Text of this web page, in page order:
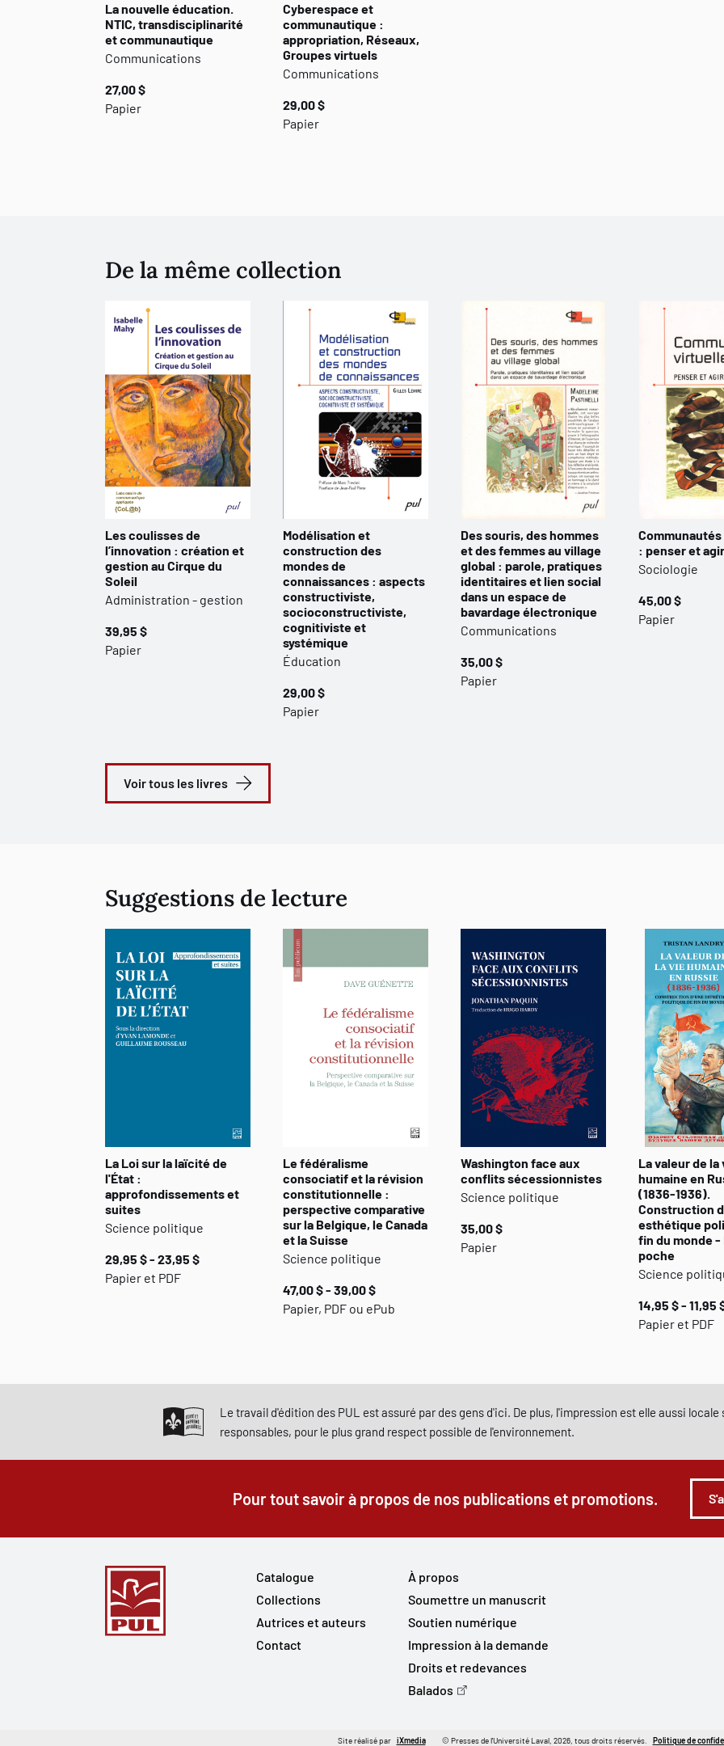
à prendre pour bâtir une véritable société
La nouvelle éducation.
NTIC, transdisciplinarité
et communautique
Communications
27,00 $
Papier
Cyberespace et
communautique :
appropriation, Réseaux,
Groupes virtuels
Communications
29,00 $
Papier
De la même collection
Les coulisses de
l’innovation : création et
gestion au Cirque du
Soleil
Administration - gestion
39,95 $
Papier
Modélisation et
construction des
mondes de
connaissances : aspects
constructiviste,
socioconstructiviste,
cognitiviste et
systémique
Éducation
29,00 $
Papier
Des souris, des hommes
et des femmes au village
global : parole, pratiques
identitaires et lien social
dans un espace de
bavardage électronique
Communications
35,00 $
Papier
: penser et
Sociologie
45,00 $
Papier
Voir tous les livres
Suggestions de lecture
La Loi sur la laïcité de
l'État :
approfondissements et
suites
Science politique
29,95 $ - 23,95 $
Papier et PDF
Le fédéralisme
consociatif et la révision
constitutionnelle :
perspective comparative
sur la Belgique, le Canada
et la Suisse
Science politique
47,00 $ - 39,00 $
Papier, PDF ou ePub
Washington face aux
conflits sécessionnistes
Science politique
35,00 $
Papier
La valeur de la
humaine en
(1836-1936).
Construction
esthétique
fin du monde -
poche
Science
14,95 $ - 11,95
Papier et PDF
Le travail d'édition des PUL est assuré par des gens d'ici. De plus, l'impression est elle aussi
responsables, pour le plus grand respect possible de l'environnement.
Pour tout savoir à propos de nos publications et promotions.
Catalogue
Collections
Autrices et auteurs
Contact
À propos
Soumettre un manuscrit
Soutien numérique
Impression à la demande
Droits et redevances
Balados
Site réalisé par iXmedia © Presses de l'Université Laval, 2026, tous droits réservés. Politique de